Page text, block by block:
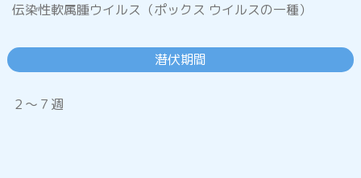
プール熱
伝染性軟属腫ウイルス（ポックス ウイルスの一種）
潜伏期間
２～７週